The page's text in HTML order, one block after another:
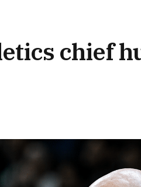
chief